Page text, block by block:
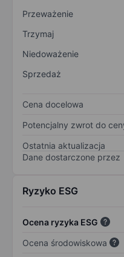
Przeważenie
Trzymaj
Niedoważenie
Sprzedaż
Cena docelowa
Potencjalny zwrot do
Ostatnia aktualizacja
Dane dostarczone przez
Ryzyko ESG
Ocena ryzyka ESG
Ocena środowiskowa